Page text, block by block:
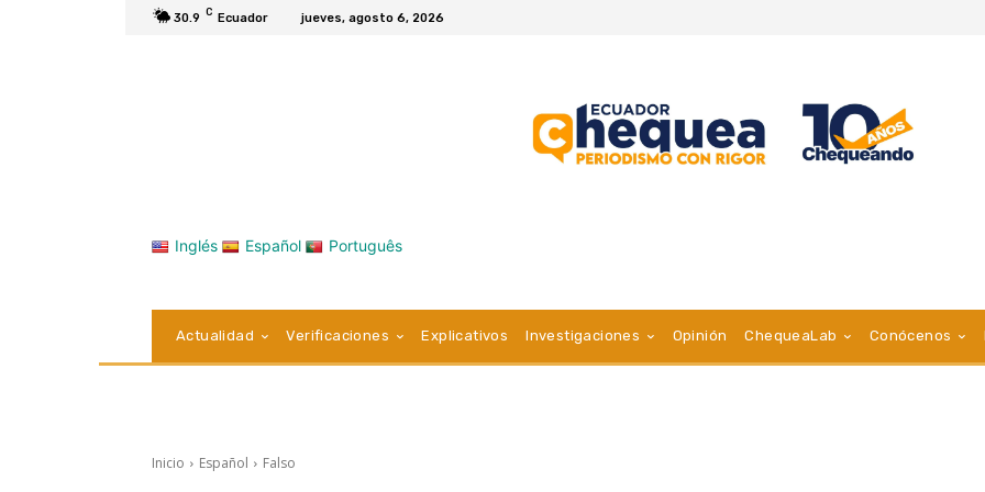
30.9 C Ecuador jueves, agosto 6, 2026
Inglés Español Português
Actualidad Verificaciones Explicativos Investigaciones Opinión ChequeaLab Conócenos
Inicio Español Falso